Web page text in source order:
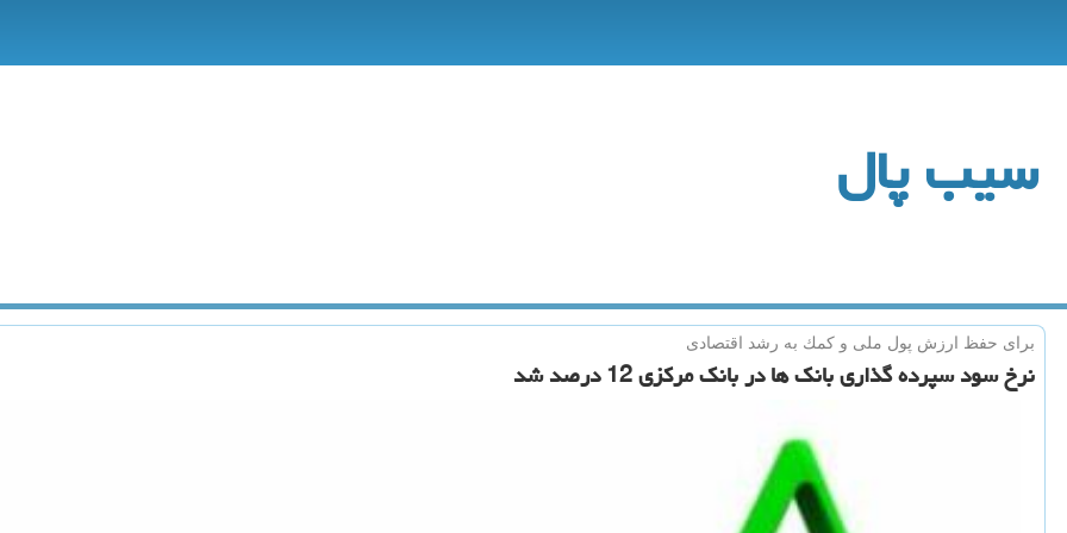
سیب پال
برای حفظ ارزش پول ملی و كمك به رشد اقتصادی
نرخ سود سپرده گذاری بانك ها در بانك مركزی 12 درصد شد